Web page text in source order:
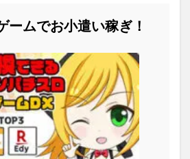
ームでお小遣い稼ぎ！